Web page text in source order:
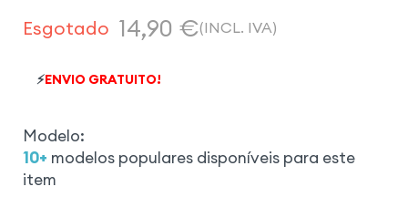
Esgotado 14,90 €(INCL. IVA)
⚡ENVIO GRATUITO!
Modelo:
10+ modelos populares disponíveis para este
item